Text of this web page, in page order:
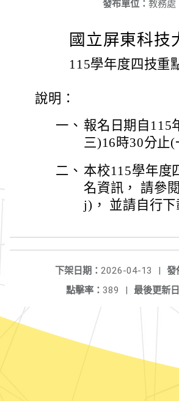
發布單位： 教務處
國立屏東科技
115學年度四技重
說明：
一、 報名日期自115
三)16時30分止
二、 本校115學年度
名資訊， 請參
j)， 並請自行下
發
下架日期： 2026-04-13
|
最後更新
點擊率： 389 |